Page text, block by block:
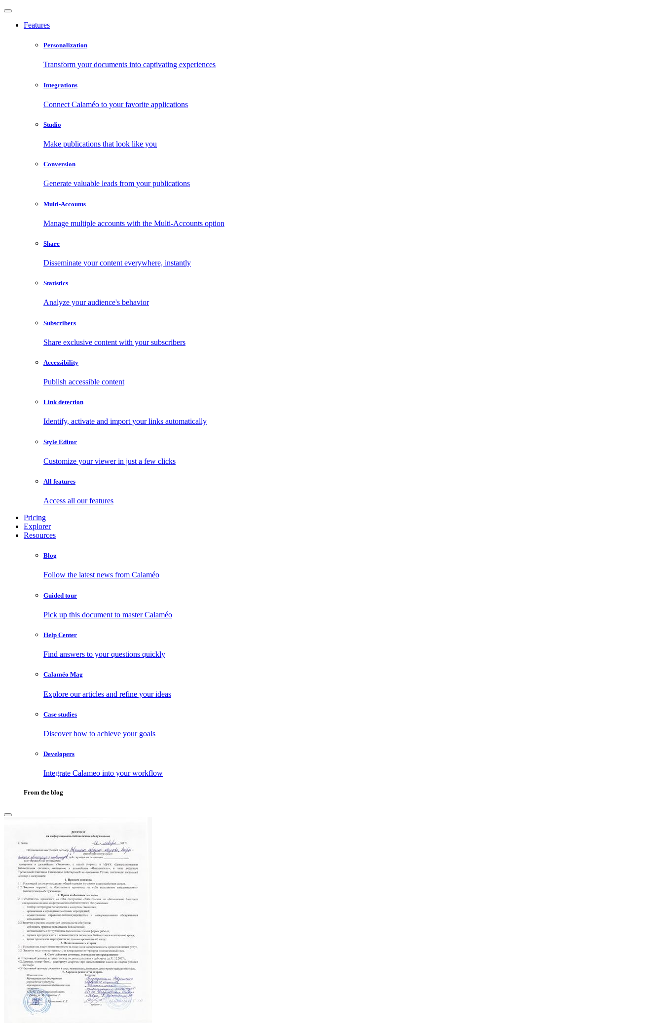
Features
Personalization
Transform your documents into captivating experiences
Integrations
Connect Calaméo to your favorite applications
Studio
Make publications that look like you
Conversion
Generate valuable leads from your publications
Multi-Accounts
Manage multiple accounts with the Multi-Accounts option
Share
Disseminate your content everywhere, instantly
Statistics
Analyze your audience's behavior
Subscribers
Share exclusive content with your subscribers
Accessibility
Publish accessible content
Link detection
Identify, activate and import your links automatically
Style Editor
Customize your viewer in just a few clicks
All features
Access all our features
Pricing
Explorer
Resources
Blog
Follow the latest news from Calaméo
Guided tour
Pick up this document to master Calaméo
Help Center
Find answers to your questions quickly
Calaméo Mag
Explore our articles and refine your ideas
Case studies
Discover how to achieve your goals
Developers
Integrate Calameo into your workflow
From the blog